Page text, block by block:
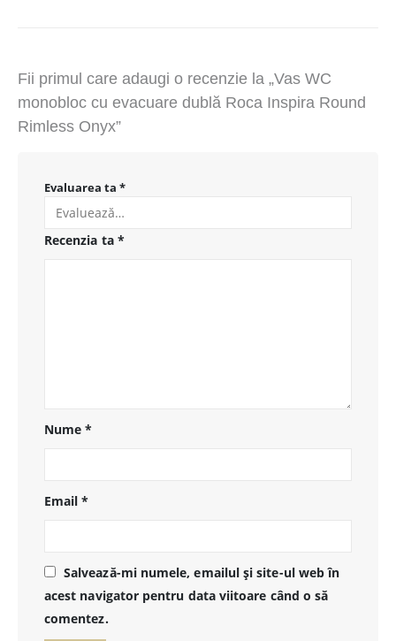
Fii primul care adaugi o recenzie la „Vas WC
monobloc cu evacuare dublă Roca Inspira Round
Rimless Onyx”
Evaluarea ta *
Recenzia ta *
Nume*
Email*
Salvează-mi numele, emailul și site-ul web în
acest navigator pentru data viitoare când o să
comentez.